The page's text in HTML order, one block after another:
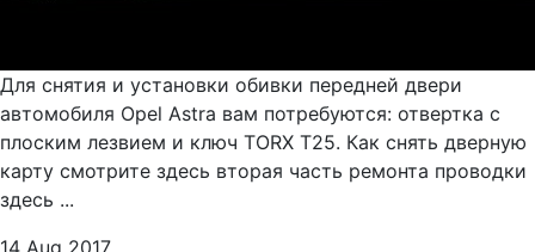
Для снятия и установки обивки передней двери
автомобиля Opel Astra вам потребуются: отвертка с
плоским лезвием и ключ TORX Т25. Как снять дверную
карту смотрите здесь вторая часть ремонта проводки
здесь ...
14 Aug 2017